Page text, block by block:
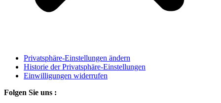
Privatsphäre-Einstellungen ändern
Historie der Privatsphäre-Einstellungen
Einwilligungen widerrufen
Folgen Sie uns :